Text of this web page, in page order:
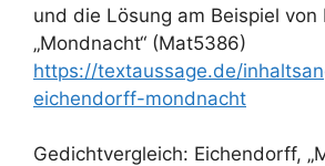
und die Lösung am Beispiel von
„Mondnacht“ (Mat5386)
https://textaussage.de/
eichendorff-mondnacht
Gedichtvergleich: Eichendorff,